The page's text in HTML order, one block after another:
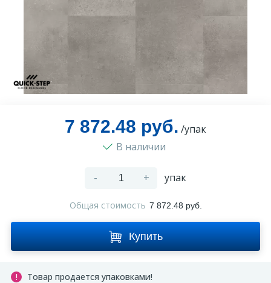
7 872.48 руб. /упак
В наличии
- + упак
Общая стоимость 7 872.48 руб.
Купить
Товар продается упаковками!
Монтаж